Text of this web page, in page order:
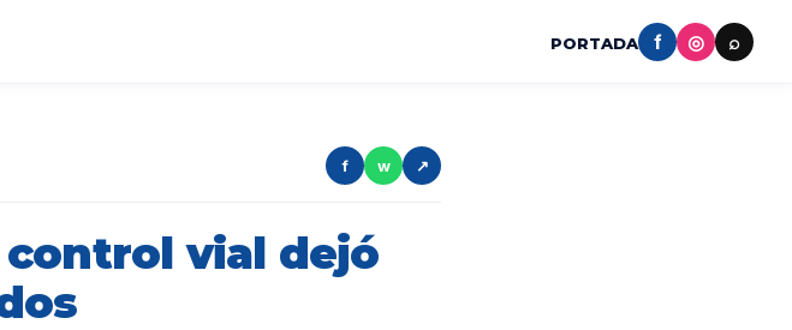
PORTADA f ◎ ⌕
f w ↗
vial dejó